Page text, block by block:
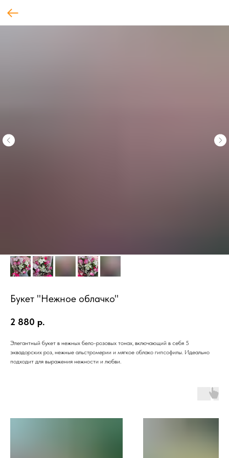
Букет "Нежное облачко"
2 880 р.
Элегантный букет в нежных бело-розовых тонах, включающий в себя 5
эквадорских роз, нежные альстромерии и мягкое облако гипсофилы. Идеально
подходит для выражения нежности и любви.